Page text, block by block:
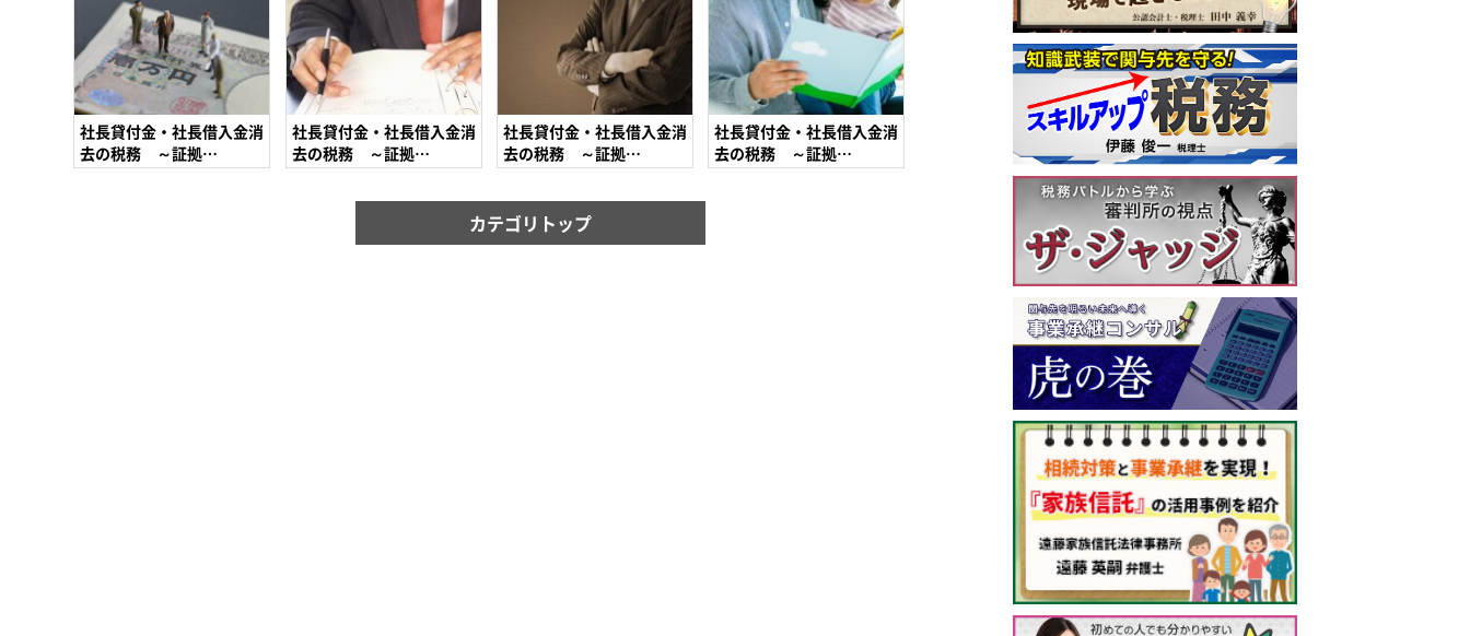
社長貸付金・社長借入金消
去の税務 ～証拠…
社長貸付金・社長借入金消
去の税務 ～証拠…
社長貸付金・社長借入金消
去の税務 ～証拠…
社長貸付金・社長借入金消
去の税務 ～証拠…
カテゴリトップ